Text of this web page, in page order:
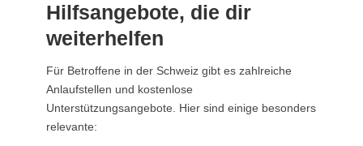
Hilfsangebote, die dir
weiterhelfen
Für Betroffene in der Schweiz gibt es zahlreiche
Anlaufstellen und kostenlose
Unterstützungsangebote. Hier sind einige besonders
relevante: